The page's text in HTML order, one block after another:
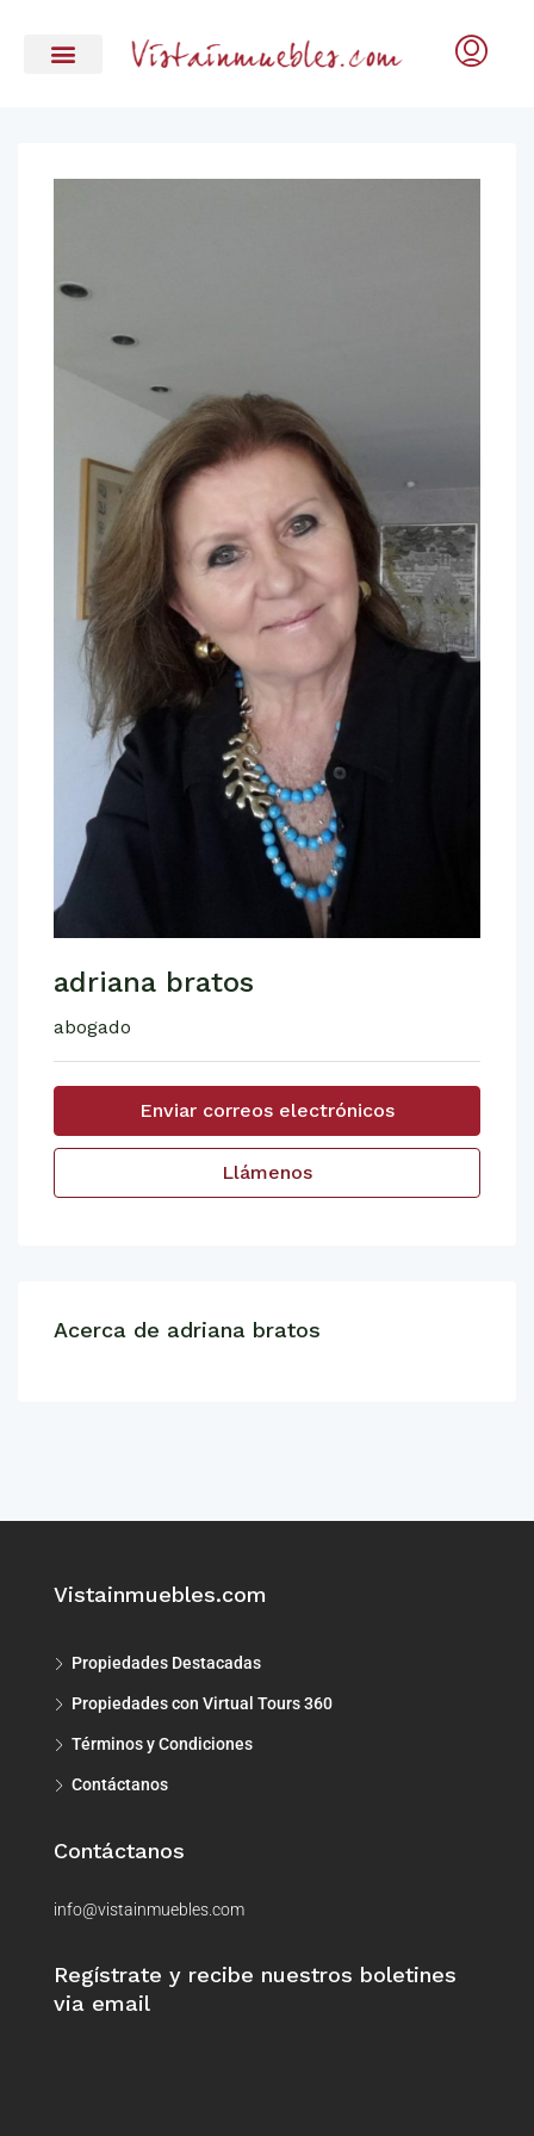
adriana bratos
abogado
Enviar correos electrónicos
Llámenos
Acerca de adriana bratos
Vistainmuebles.com
Propiedades Destacadas
Propiedades con Virtual Tours 360
Términos y Condiciones
Contáctanos
Contáctanos
info@vistainmuebles.com
Regístrate y recibe nuestros boletines
via email